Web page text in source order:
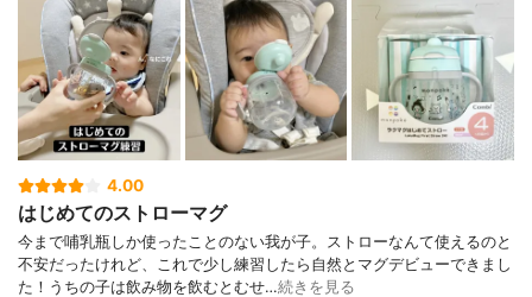
4.00
はじめてのストローマグ
今まで哺乳瓶しか使ったことのない我が子。ストローなんて使えるのと
不安だったけれど、これで少し練習したら自然とマグデビューできまし
た！うちの子は飲み物を飲むとむせ…続きを見る